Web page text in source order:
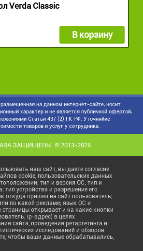
Verda Classic
В корзину
на данном интернет-сайте, носит
характер и не является публичной офертой,
Статьи 437 (2) ГК РФ. Уточняйие
товаров и услуг у сотрудника.
ЗАЩИЩЕНЫ. © 2013-2026
наш сайт, вы даете согласие
cookie, пользовательских данных
тип и версия ОС; тип и
тип устройства и разрешение его
откуда пришел на сайт пользователь;
по какой рекламе; язык ОС и
страницы открывает и на какие кнопки
ip-адрес) в целях
сайта, проведения ретаргетинга и
исследований и обзоров.
чтобы ваши данные обрабатывались,